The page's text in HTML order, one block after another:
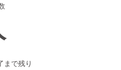
まで残り